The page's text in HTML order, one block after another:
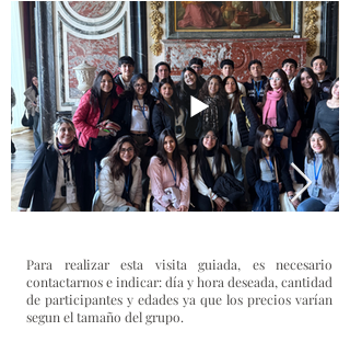
Para realizar esta visita guiada, es necesario
contactarnos e indicar: día y hora deseada, cantidad
de participantes y edades ya que los precios varían
segun el tamaño del grupo.